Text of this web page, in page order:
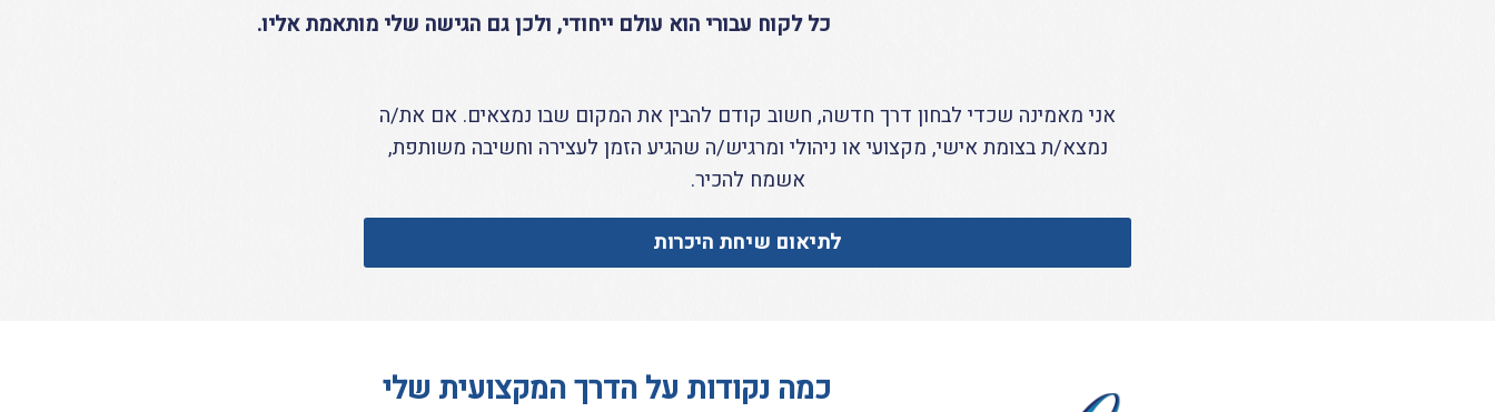
כל לקוח עבורי הוא עולם ייחודי, ולכן גם הגישה שלי מותאמת אליו.
אני מאמינה שכדי לבחון דרך חדשה, חשוב קודם להבין את המקום שבו נמצאים. אם את/ה
נמצא/ת בצומת אישי, מקצועי או ניהולי ומרגיש/ה שהגיע הזמן לעצירה וחשיבה משותפת,
אשמח להכיר.
לתיאום שיחת היכרות
כמה נקודות על הדרך המקצועית שלי